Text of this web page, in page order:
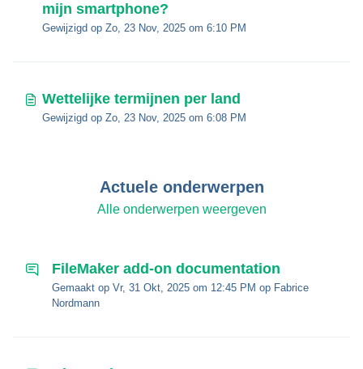
mijn smartphone?
Gewijzigd op Zo, 23 Nov, 2025 om 6:10 PM
Wettelijke termijnen per land
Gewijzigd op Zo, 23 Nov, 2025 om 6:08 PM
Actuele onderwerpen
Alle onderwerpen weergeven
FileMaker add-on documentation
Gemaakt op Vr, 31 Okt, 2025 om 12:45 PM op Fabrice
Nordmann